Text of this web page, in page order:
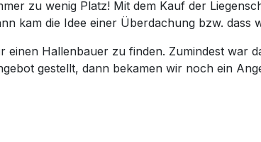
zu wenig Platz! Mit dem Kauf der
kam die Idee einer Überdachung bzw. dass
einen Hallenbauer zu finden. Zumindest war
gestellt, dann bekamen wir noch ein